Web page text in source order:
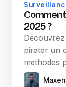
2025 ?
pirater un
méthodes